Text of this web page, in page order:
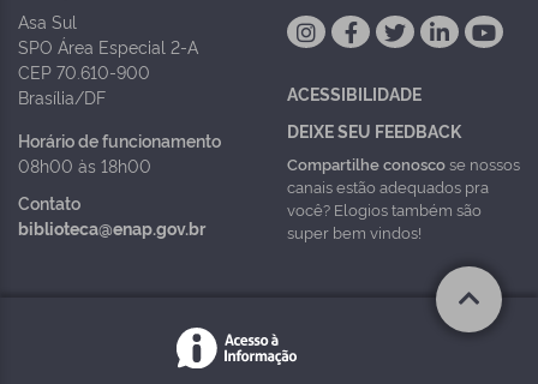
Asa Sul
SPO Área Especial 2-A
CEP 70.610-900
Brasília/DF
Horário de funcionamento
08h00 às 18h00
Contato
biblioteca@enap.gov.br
ACESSIBILIDADE
DEIXE SEU FEEDBACK
Compartilhe conoscose nossos
canais estão adequados pra
você? Elogios também são
super bem vindos!